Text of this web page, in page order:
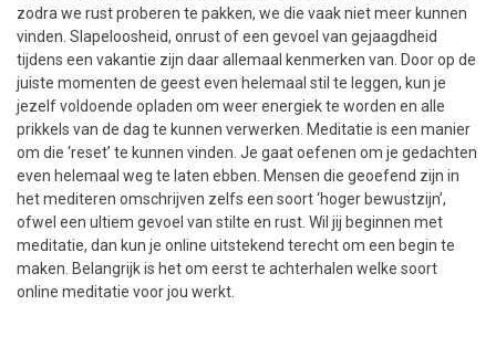
zodra we rust proberen te pakken, we die vaak niet meer kunnen
vinden. Slapeloosheid, onrust of een gevoel van gejaagdheid
tijdens een vakantie zijn daar allemaal kenmerken van. Door op de
juiste momenten de geest even helemaal stil te leggen, kun je
jezelf voldoende opladen om weer energiek te worden en alle
prikkels van de dag te kunnen verwerken. Meditatie is een manier
om die ‘reset’ te kunnen vinden. Je gaat oefenen om je gedachten
even helemaal weg te laten ebben. Mensen die geoefend zijn in
het mediteren omschrijven zelfs een soort ‘hoger bewustzijn’,
ofwel een ultiem gevoel van stilte en rust. Wil jij beginnen met
meditatie, dan kun je online uitstekend terecht om een begin te
maken. Belangrijk is het om eerst te achterhalen welke soort
online meditatie voor jou werkt.